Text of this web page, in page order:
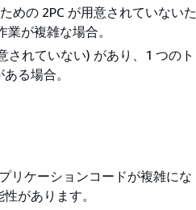
めの 2PC が用意されていないた
が複雑な場合。
されていない) があり、1 つのト
る場合。
リケーションコードが複雑にな
があります。